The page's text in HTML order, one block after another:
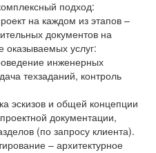
подход:
на каждом из этапов –
документов на
оказываемых услуг:
инженерных
техзаданий, контроль
эскизов и общей концепции
документации,
(по запросу клиента).
– архитектурное